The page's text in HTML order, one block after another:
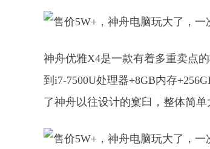
神舟优雅X4是一款有着多重卖点
到i7-7500U处理器+8GB内存
了神舟以往设计的窠臼，整体简